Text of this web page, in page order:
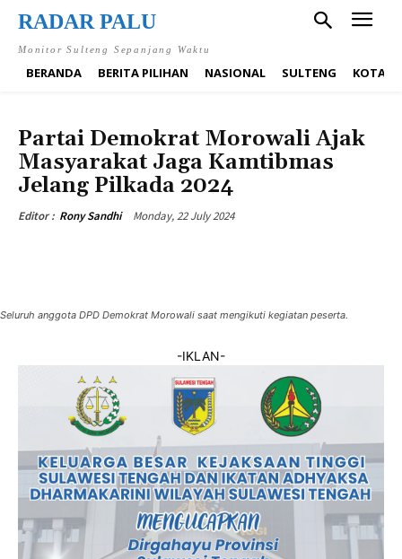
RADAR PALU
Monitor Sulteng Sepanjang Waktu
BERANDA BERITA PILIHAN NASIONAL SULTENG KOTA
Partai Demokrat Morowali Ajak
Masyarakat Jaga Kamtibmas
Jelang Pilkada 2024
Editor : Rony Sandhi Monday, 22 July 2024
Seluruh anggota DPD Demokrat Morowali saat mengikuti kegiatan peserta.
-IKLAN-